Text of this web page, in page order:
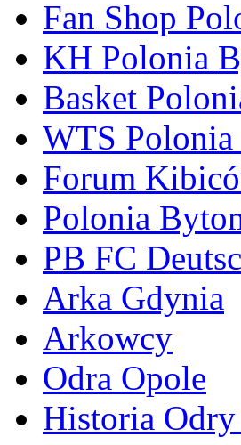
Fan Shop
KH Polonia
Basket
WTS
Forum
Polonia
PB FC
Arka Gdynia
Arkowcy
Odra Opole
Historia